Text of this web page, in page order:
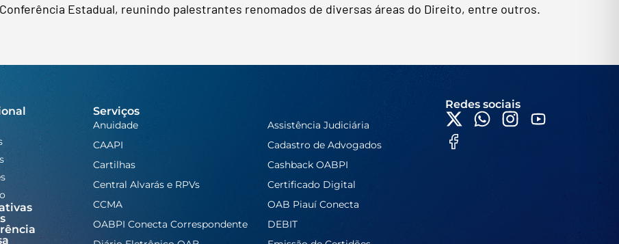
Estadual, reunindo palestrantes renomados de diversas áreas do Direito, entre outros.
Serviços
Anuidade
Assistência Judiciária
CAAPI
Cadastro de Advogados
Cartilhas
Cashback OABPI
Central Alvarás e RPVs
Certificado Digital
CCMA
OAB Piauí Conecta
OABPI Conecta Correspondente
DEBIT
Redes sociais